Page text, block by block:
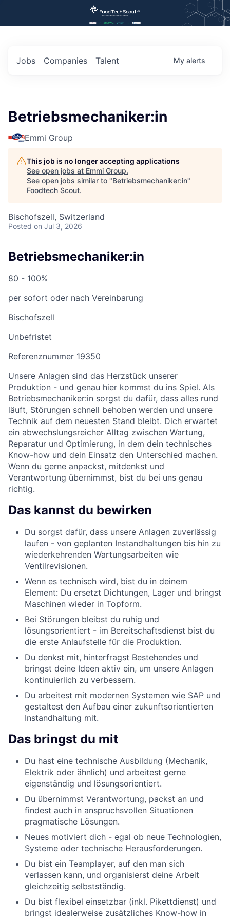
Jobs Companies Talent My alerts
Betriebsmechaniker:in
Emmi Group
This job is no longer accepting applications
See open jobs at Emmi Group.
See open jobs similar to "Betriebsmechaniker:in"
Foodtech Scout.
Bischofszell, Switzerland
Posted on Jul 3, 2026
Betriebsmechaniker:in
80 - 100%
per sofort oder nach Vereinbarung
Bischofszell
Unbefristet
Referenznummer 19350
Unsere Anlagen sind das Herzstück unserer
Produktion - und genau hier kommst du ins Spiel. Als
Betriebsmechaniker:in sorgst du dafür, dass alles rund
läuft, Störungen schnell behoben werden und unsere
Technik auf dem neuesten Stand bleibt. Dich erwartet
ein abwechslungsreicher Alltag zwischen Wartung,
Reparatur und Optimierung, in dem dein technisches
Know-how und dein Einsatz den Unterschied machen.
Wenn du gerne anpackst, mitdenkst und
Verantwortung übernimmst, bist du bei uns genau
richtig.
Das kannst du bewirken
Du sorgst dafür, dass unsere Anlagen zuverlässig
laufen - von geplanten Instandhaltungen bis hin zu
wiederkehrenden Wartungsarbeiten wie
Ventilrevisionen.
Wenn es technisch wird, bist du in deinem
Element: Du ersetzt Dichtungen, Lager und bringst
Maschinen wieder in Topform.
Bei Störungen bleibst du ruhig und
lösungsorientiert - im Bereitschaftsdienst bist du
die erste Anlaufstelle für die Produktion.
Du denkst mit, hinterfragst Bestehendes und
bringst deine Ideen aktiv ein, um unsere Anlagen
kontinuierlich zu verbessern.
Du arbeitest mit modernen Systemen wie SAP und
gestaltest den Aufbau einer zukunftsorientierten
Instandhaltung mit.
Das bringst du mit
Du hast eine technische Ausbildung (Mechanik,
Elektrik oder ähnlich) und arbeitest gerne
eigenständig und lösungsorientiert.
Du übernimmst Verantwortung, packst an und
findest auch in anspruchsvollen Situationen
pragmatische Lösungen.
Neues motiviert dich - egal ob neue Technologien,
Systeme oder technische Herausforderungen.
Du bist ein Teamplayer, auf den man sich
verlassen kann, und organisierst deine Arbeit
gleichzeitig selbstständig.
Du bist flexibel einsetzbar (inkl. Pikettdienst) und
bringst idealerweise zusätzliches Know-how in